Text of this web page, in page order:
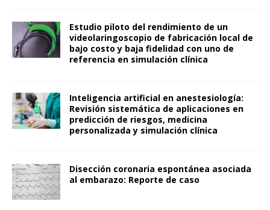
Estudio piloto del rendimiento de un
videolaringoscopio de fabricación local de
bajo costo y baja fidelidad con uno de
referencia en simulación clínica
Inteligencia artificial en anestesiología:
Revisión sistemática de aplicaciones en
predicción de riesgos, medicina
personalizada y simulación clínica
Disección coronaria espontánea asociada
al embarazo: Reporte de caso